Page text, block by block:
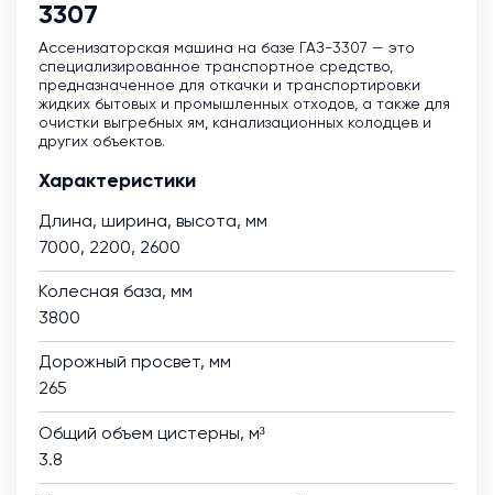
3307
Ассенизаторская машина на базе ГАЗ-3307 — это
специализированное транспортное средство,
предназначенное для откачки и транспортировки
жидких бытовых и промышленных отходов, а также для
очистки выгребных ям, канализационных колодцев и
других объектов.
Характеристики
Длина, ширина, высота, мм
7000, 2200, 2600
Колесная база, мм
3800
Дорожный просвет, мм
265
Общий объем цистерны, м³
3.8